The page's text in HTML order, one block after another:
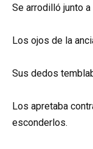
Se arrodilló junto a
Los ojos de la
Sus dedos
Los apretaba
esconderlos.